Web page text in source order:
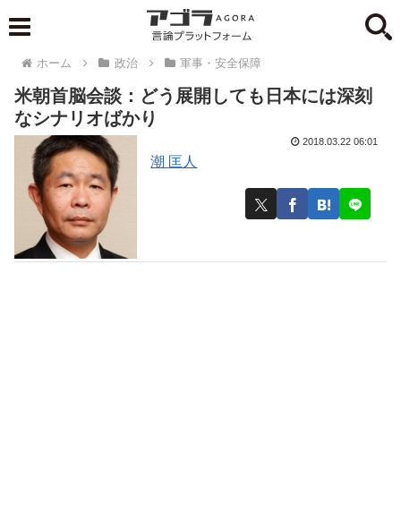
ホーム 政治 軍事・安全保障
米朝首脳会談：どう展開しても日本には深刻
なシナリオばかり
潮 匡人
2018.03.22 06:01